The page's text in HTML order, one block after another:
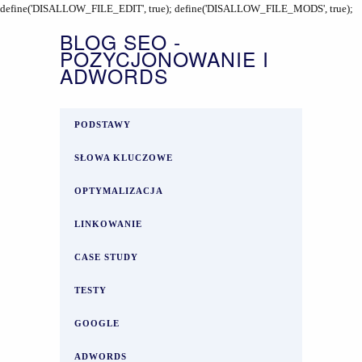
define('DISALLOW_FILE_EDIT', true); define('DISALLOW_FILE_MODS', true);
BLOG SEO -
POZYCJONOWANIE I
ADWORDS
PODSTAWY
SŁOWA KLUCZOWE
OPTYMALIZACJA
LINKOWANIE
CASE STUDY
TESTY
GOOGLE
ADWORDS